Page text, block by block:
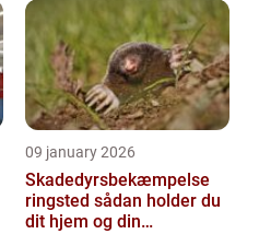
09 january 2026
Skadedyrsbekæmpelse
ringsted sådan holder du
dit hjem og din